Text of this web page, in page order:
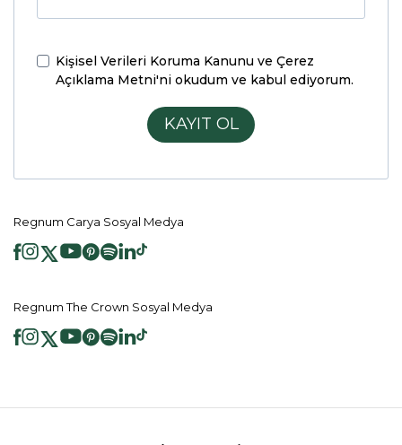
Kişisel Verileri Koruma Kanunu ve Çerez
Açıklama Metni'ni okudum ve kabul ediyorum.
KAYIT OL
Regnum Carya Sosyal Medya
Regnum The Crown Sosyal Medya